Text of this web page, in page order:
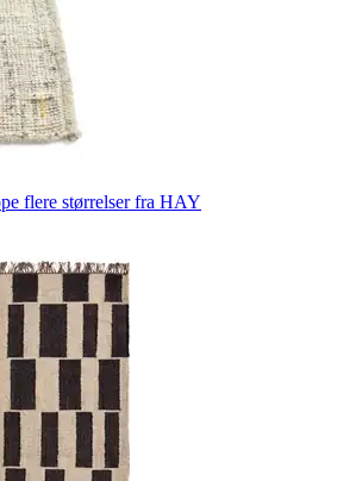
flere størrelser fra HAY